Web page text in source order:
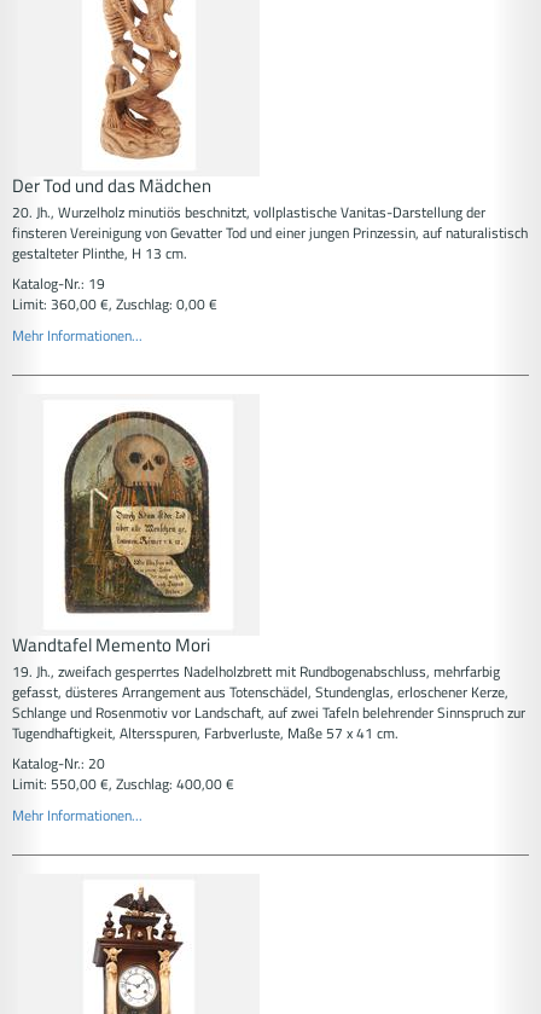
Der Tod und das Mädchen
20. Jh., Wurzelholz minutiös beschnitzt, vollplastische Vanitas-Darstellung der
finsteren Vereinigung von Gevatter Tod und einer jungen Prinzessin, auf naturalistisch
gestalteter Plinthe, H 13 cm.
Katalog-Nr.: 19
Limit: 360,00 €, Zuschlag: 0,00 €
Mehr Informationen...
Wandtafel Memento Mori
19. Jh., zweifach gesperrtes Nadelholzbrett mit Rundbogenabschluss, mehrfarbig
gefasst, düsteres Arrangement aus Totenschädel, Stundenglas, erloschener Kerze,
Schlange und Rosenmotiv vor Landschaft, auf zwei Tafeln belehrender Sinnspruch zur
Tugendhaftigkeit, Altersspuren, Farbverluste, Maße 57 x 41 cm.
Katalog-Nr.: 20
Limit: 550,00 €, Zuschlag: 400,00 €
Mehr Informationen...